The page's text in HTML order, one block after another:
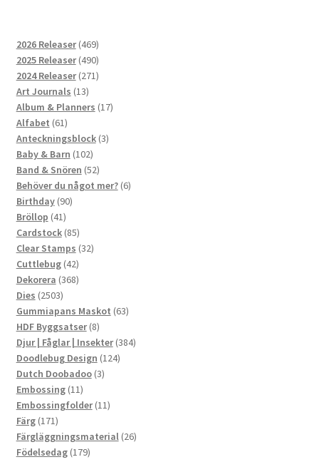
2026 Releaser 469469
produkter
2025 Releaser 490490
produkter
2024 Releaser 271271
Art Journals 1313
produkter
Album & Planners 1717
Alfabet 6161
produkter
Anteckningsblock 33
Baby & Barn 102102
produkter
Band & Snören 5252
produkter
Behöver du något mer? 66
Birthday 9090
Bröllop 4141
produkter
Cardstock 8585
produkter
Clear Stamps 3232
Cuttlebug 4242
produkter
Dekorera 368368
Dies 25032503
produkter
Gummiapans Maskot 6363
HDF Byggsatser 88
produkter
Djur | Fåglar | Insekter 384384
Doodlebug Design 124124
Dutch Doobadoo 33
Embossing 1111
produkter
Embossingfolder 1111
Färg 171171
produkter
Färgläggningsmaterial 2626
Födelsedag 179179